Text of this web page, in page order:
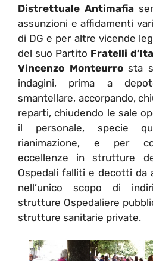
Distrettuale Antimafia
assunzioni e affidamenti
di DG e per altre vicende
del suo Partito Fratelli
Vincenzo Monteurrosta
indagini, prima a
smantellare, accorpando,
reparti, chiudendo le sale
il personale, specie
rianimazione, e per
eccellenze in strutture
Ospedali falliti e decotti da
nell’unico scopo di
strutture Ospedaliere
strutture sanitarie private.